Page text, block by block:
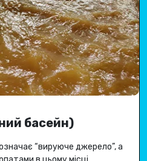
басейн)
“вируюче джерело”, а